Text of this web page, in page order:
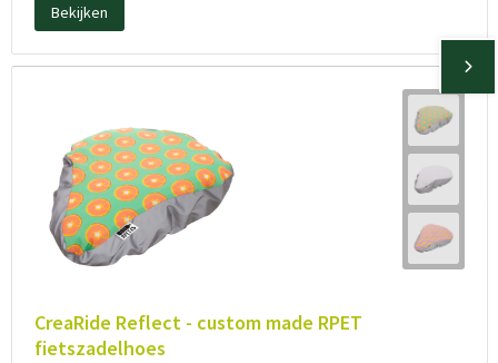
Bekijken
CreaRide Reflect - custom made RPET
fietszadelhoes